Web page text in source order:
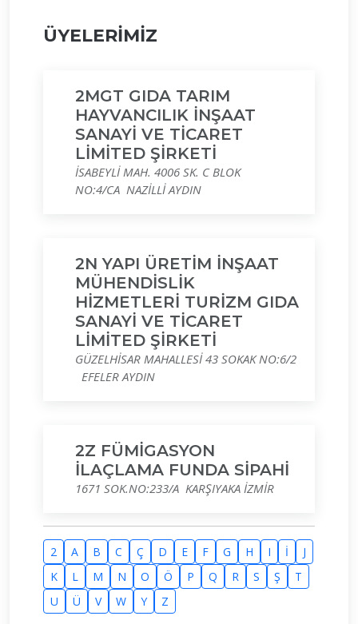
ÜYELERİMİZ
2MGT GIDA TARIM
HAYVANCILIK İNŞAAT
SANAYİ VE TİCARET
LİMİTED ŞİRKETİ
İSABEYLİ MAH. 4006 SK. C BLOK
NO:4/CA NAZİLLİ AYDIN
2N YAPI ÜRETİM İNŞAAT
MÜHENDİSLİK
HİZMETLERİ TURİZM GIDA
SANAYİ VE TİCARET
LİMİTED ŞİRKETİ
GÜZELHİSAR MAHALLESİ 43 SOKAK NO:6/2
EFELER AYDIN
2Z FÜMİGASYON
İLAÇLAMA FUNDA SİPAHİ
1671 SOK.NO:233/A KARŞIYAKA İZMİR
2 A B C Ç D E F G H I İ
J
K
L M N O Ö P Q R S Ş
T
U
Ü V W Y Z